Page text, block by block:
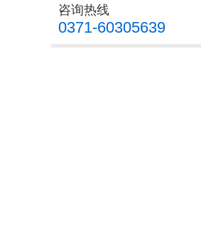
咨询热线
0371-60305639